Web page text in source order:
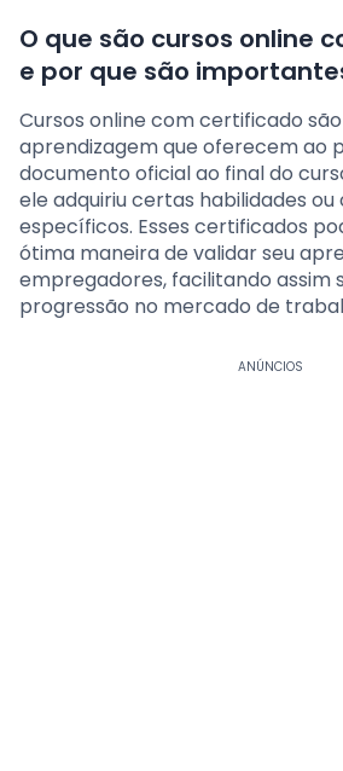
O que são cursos online
e por que são
Cursos online com certificado
aprendizagem que oferecem ao
documento oficial ao final do
ele adquiriu certas habilidades
específicos. Esses certificados
ótima maneira de validar seu
empregadores, facilitando assim
progressão no mercado de
ANÚNCIOS